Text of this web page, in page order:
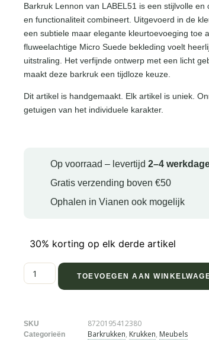
Barkruk Lennon van LABEL51 is een stijlvolle
en functionaliteit combineert. Uitgevoerd in de
een subtiele maar elegante kleurtoevoeging toe
fluweelachtige Micro Suede bekleding voelt
uitstraling. Het verfijnde ontwerp met een licht
maakt deze barkruk een tijdloze keuze.
Dit artikel is handgemaakt. Elk artikel is uniek.
getuigen van het individuele karakter.
Op voorraad – levertijd 2–4
Gratis verzending boven €50
Ophalen in Vianen ook mogelijk
30% korting op elk derde artikel
TOEVOEGEN AAN
SKU 8720195412380
Categorieën Barkrukken, Krukken, Meubels